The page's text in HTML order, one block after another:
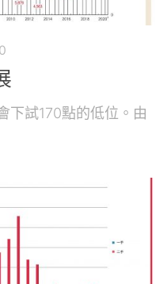
下試170點的低位。由